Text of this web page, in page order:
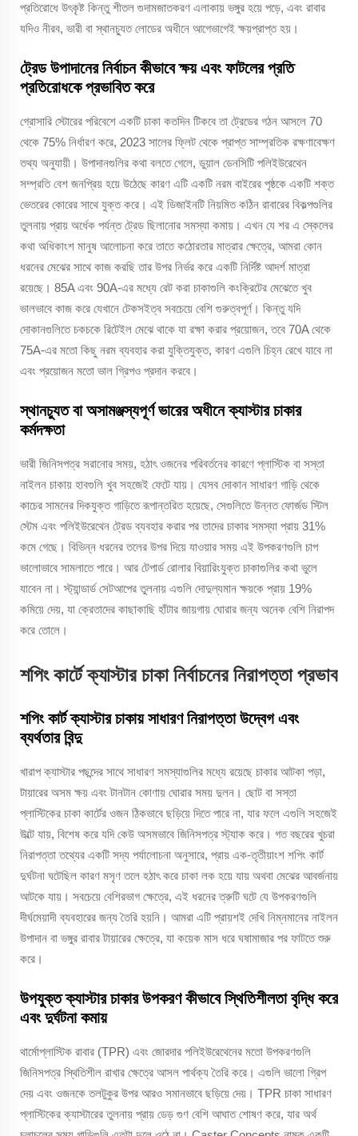
প্রতিরোধে উৎকৃষ্ট কিন্তু শীতল গুদামজাতকরণ এলাকায় ভঙ্গুর হয়ে পড়ে, এবং রাবার
যদিও নীরব, ভারী বা স্থানচ্যুত লোডের অধীনে আগেভাগেই ক্ষয়প্রাপ্ত হয়।
ট্রেড উপাদানের নির্বাচন কীভাবে ক্ষয় এবং ফাটলের প্রতি
প্রতিরোধকে প্রভাবিত করে
গ্রোসারি স্টোরের পরিবেশে একটি চাকা কতদিন টিকবে তা ট্রেডের গঠন আসলে 70
থেকে 75% নির্ধারণ করে, 2023 সালের ফ্লিট থেকে প্রাপ্ত সাম্প্রতিক রক্ষণাবেক্ষণ
তথ্য অনুযায়ী। উপাদানগুলির কথা বলতে গেলে, ডুয়াল ডেনসিটি পলিইউরেথেন
সম্প্রতি বেশ জনপ্রিয় হয়ে উঠেছে কারণ এটি একটি নরম বাইরের পৃষ্ঠকে একটি শক্ত
ভেতরের কোরের সাথে যুক্ত করে। এই ডিজাইনটি নিয়মিত কঠিন রাবারের বিকল্পগুলির
তুলনায় প্রায় অর্ধেক পর্যন্ত ট্রেড ছিলানোর সমস্যা কমায়। এখন যে শর এ স্কেলের
কথা অধিকাংশ মানুষ আলোচনা করে তাতে কঠোরতার মাত্রার ক্ষেত্রে, আমরা কোন
ধরনের মেঝের সাথে কাজ করছি তার উপর নির্ভর করে একটি নির্দিষ্ট আদর্শ মাত্রা
রয়েছে। 85A এবং 90A-এর মধ্যে রেট করা চাকাগুলি কংক্রিটের মেঝেতে খুব
ভালভাবে কাজ করে যেখানে টেকসইত্ব সবচেয়ে বেশি গুরুত্বপূর্ণ। কিন্তু যদি
দোকানগুলিতে চকচকে রিটেইল মেঝে থাকে যা রক্ষা করার প্রয়োজন, তবে 70A থেকে
75A-এর মতো কিছু নরম ব্যবহার করা যুক্তিযুক্ত, কারণ এগুলি চিহ্ন রেখে যাবে না
এবং প্রয়োজন মতো ভাল গ্রিপও প্রদান করবে।
স্থানচ্যুত বা অসামঞ্জস্যপূর্ণ ভারের অধীনে ক্যাস্টার চাকার
কর্মদক্ষতা
ভারী জিনিসপত্র সরানোর সময়, হঠাৎ ওজনের পরিবর্তনের কারণে প্লাস্টিক বা সস্তা
নাইলন চাকায় হাবগুলি খুব সহজেই ফেটে যায়। যেসব দোকান সাধারণ গাড়ি থেকে
কাচের সামনের দিকযুক্ত গাড়িতে রূপান্তরিত হয়েছে, সেগুলিতে উন্নত ফোর্জড স্টিল
স্টেম এবং পলিইউরেথেন ট্রেড ব্যবহার করার পর তাদের চাকার সমস্যা প্রায় 31%
কমে গেছে। বিভিন্ন ধরনের তলের উপর দিয়ে যাওয়ার সময় এই উপকরণগুলি চাপ
ভালোভাবে সামলাতে পারে। আর টেপার্ড রোলার বিয়ারিংযুক্ত চাকাগুলির কথা ভুলে
যাবেন না। স্ট্যান্ডার্ড সেটআপের তুলনায় এগুলি দোদুল্যমান ক্ষয়কে প্রায় 19%
কমিয়ে দেয়, যা ক্রেতাদের কাছাকাছি হাঁটার জায়গায় ঘোরার জন্য অনেক বেশি নিরাপদ
করে তোলে।
শপিং কার্টে ক্যাস্টার চাকা নির্বাচনের নিরাপত্তা প্রভাব
শপিং কার্ট ক্যাস্টার চাকায় সাধারণ নিরাপত্তা উদ্বেগ এবং
ব্যর্থতার বিন্দু
খারাপ ক্যাস্টার পছন্দের সাথে সাধারণ সমস্যাগুলির মধ্যে রয়েছে চাকার আটকা পড়া,
টায়ারের অসম ক্ষয় এবং টানটান কোণায় ঘোরার সময় দুলন। ছোট বা সস্তা
প্লাস্টিকের চাকা কার্টের ওজন ঠিকভাবে ছড়িয়ে দিতে পারে না, যার ফলে এগুলি সহজেই
উল্টে যায়, বিশেষ করে যদি কেউ অসমভাবে জিনিসপত্র স্ট্যাক করে। গত বছরের খুচরা
নিরাপত্তা তথ্যের একটি সদ্য পর্যালোচনা অনুসারে, প্রায় এক-তৃতীয়াংশ শপিং কার্ট
দুর্ঘটনা ঘটেছিল কারণ মসৃণ তলে হঠাৎ করে চাকা লক হয়ে যায় অথবা মেঝের আবর্জনায়
আটকে যায়। সবচেয়ে বেশিরভাগ ক্ষেত্রে, এই ধরনের ত্রুটি ঘটে যে উপকরণগুলি
দীর্ঘমেয়াদী ব্যবহারের জন্য তৈরি হয়নি। আমরা এটি প্রায়শই দেখি নিম্নমানের নাইলন
উপাদান বা ভঙ্গুর রাবার টায়ারের ক্ষেত্রে, যা কয়েক মাস ধরে ঘষামাজার পর ফাটতে শুরু
করে।
উপযুক্ত ক্যাস্টার চাকার উপকরণ কীভাবে স্থিতিশীলতা বৃদ্ধি করে
এবং দুর্ঘটনা কমায়
থার্মোপ্লাস্টিক রাবার (TPR) এবং জোরদার পলিইউরেথেনের মতো উপকরণগুলি
জিনিসপত্র স্থিতিশীল রাখার ক্ষেত্রে আসল পার্থক্য তৈরি করে। এগুলি ভালো গ্রিপ
দেয় এবং ওজনকে তলটুকুর উপর আরও সমানভাবে ছড়িয়ে দেয়। TPR চাকা সাধারণ
প্লাস্টিকের ক্যাস্টারের তুলনায় প্রায় ডেড় গুণ বেশি আঘাত শোষণ করে, যার অর্থ